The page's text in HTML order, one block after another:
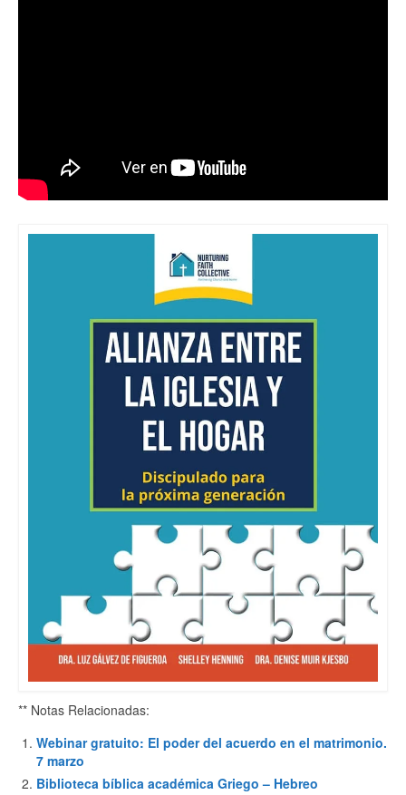
** Notas Relacionadas:
Webinar gratuito: El poder del acuerdo en el matrimonio.
7 marzo
Biblioteca bíblica académica Griego – Hebreo